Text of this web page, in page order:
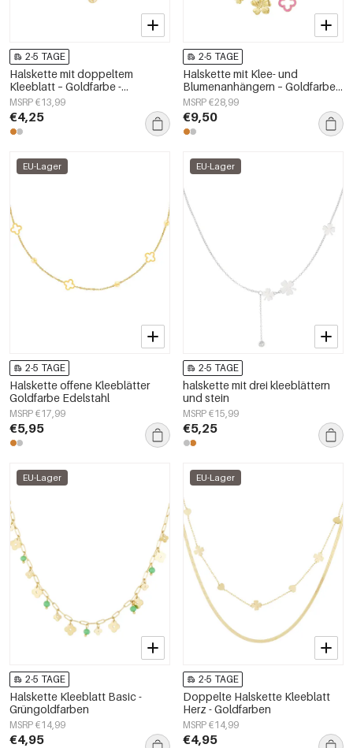
2-5 TAGE
Halskette mit doppeltem
Kleeblatt – Goldfarbe -
Goldfarbefarbe
MSRP €13,99
€4,25
2-5 TAGE
Halskette mit Klee- und
Blumenanhängern – Goldfarbe -
Goldfarbefarbe
MSRP €28,99
€9,50
EU-Lager
2-5 TAGE
Halskette offene Kleeblätter
Goldfarbe Edelstahl
MSRP €17,99
€5,95
EU-Lager
2-5 TAGE
halskette mit drei kleeblättern
und stein
MSRP €15,99
€5,25
EU-Lager
2-5 TAGE
Halskette Kleeblatt Basic -
Grüngoldfarben
MSRP €14,99
€4,95
EU-Lager
2-5 TAGE
Doppelte Halskette Kleeblatt
Herz - Goldfarben
MSRP €14,99
€4,95